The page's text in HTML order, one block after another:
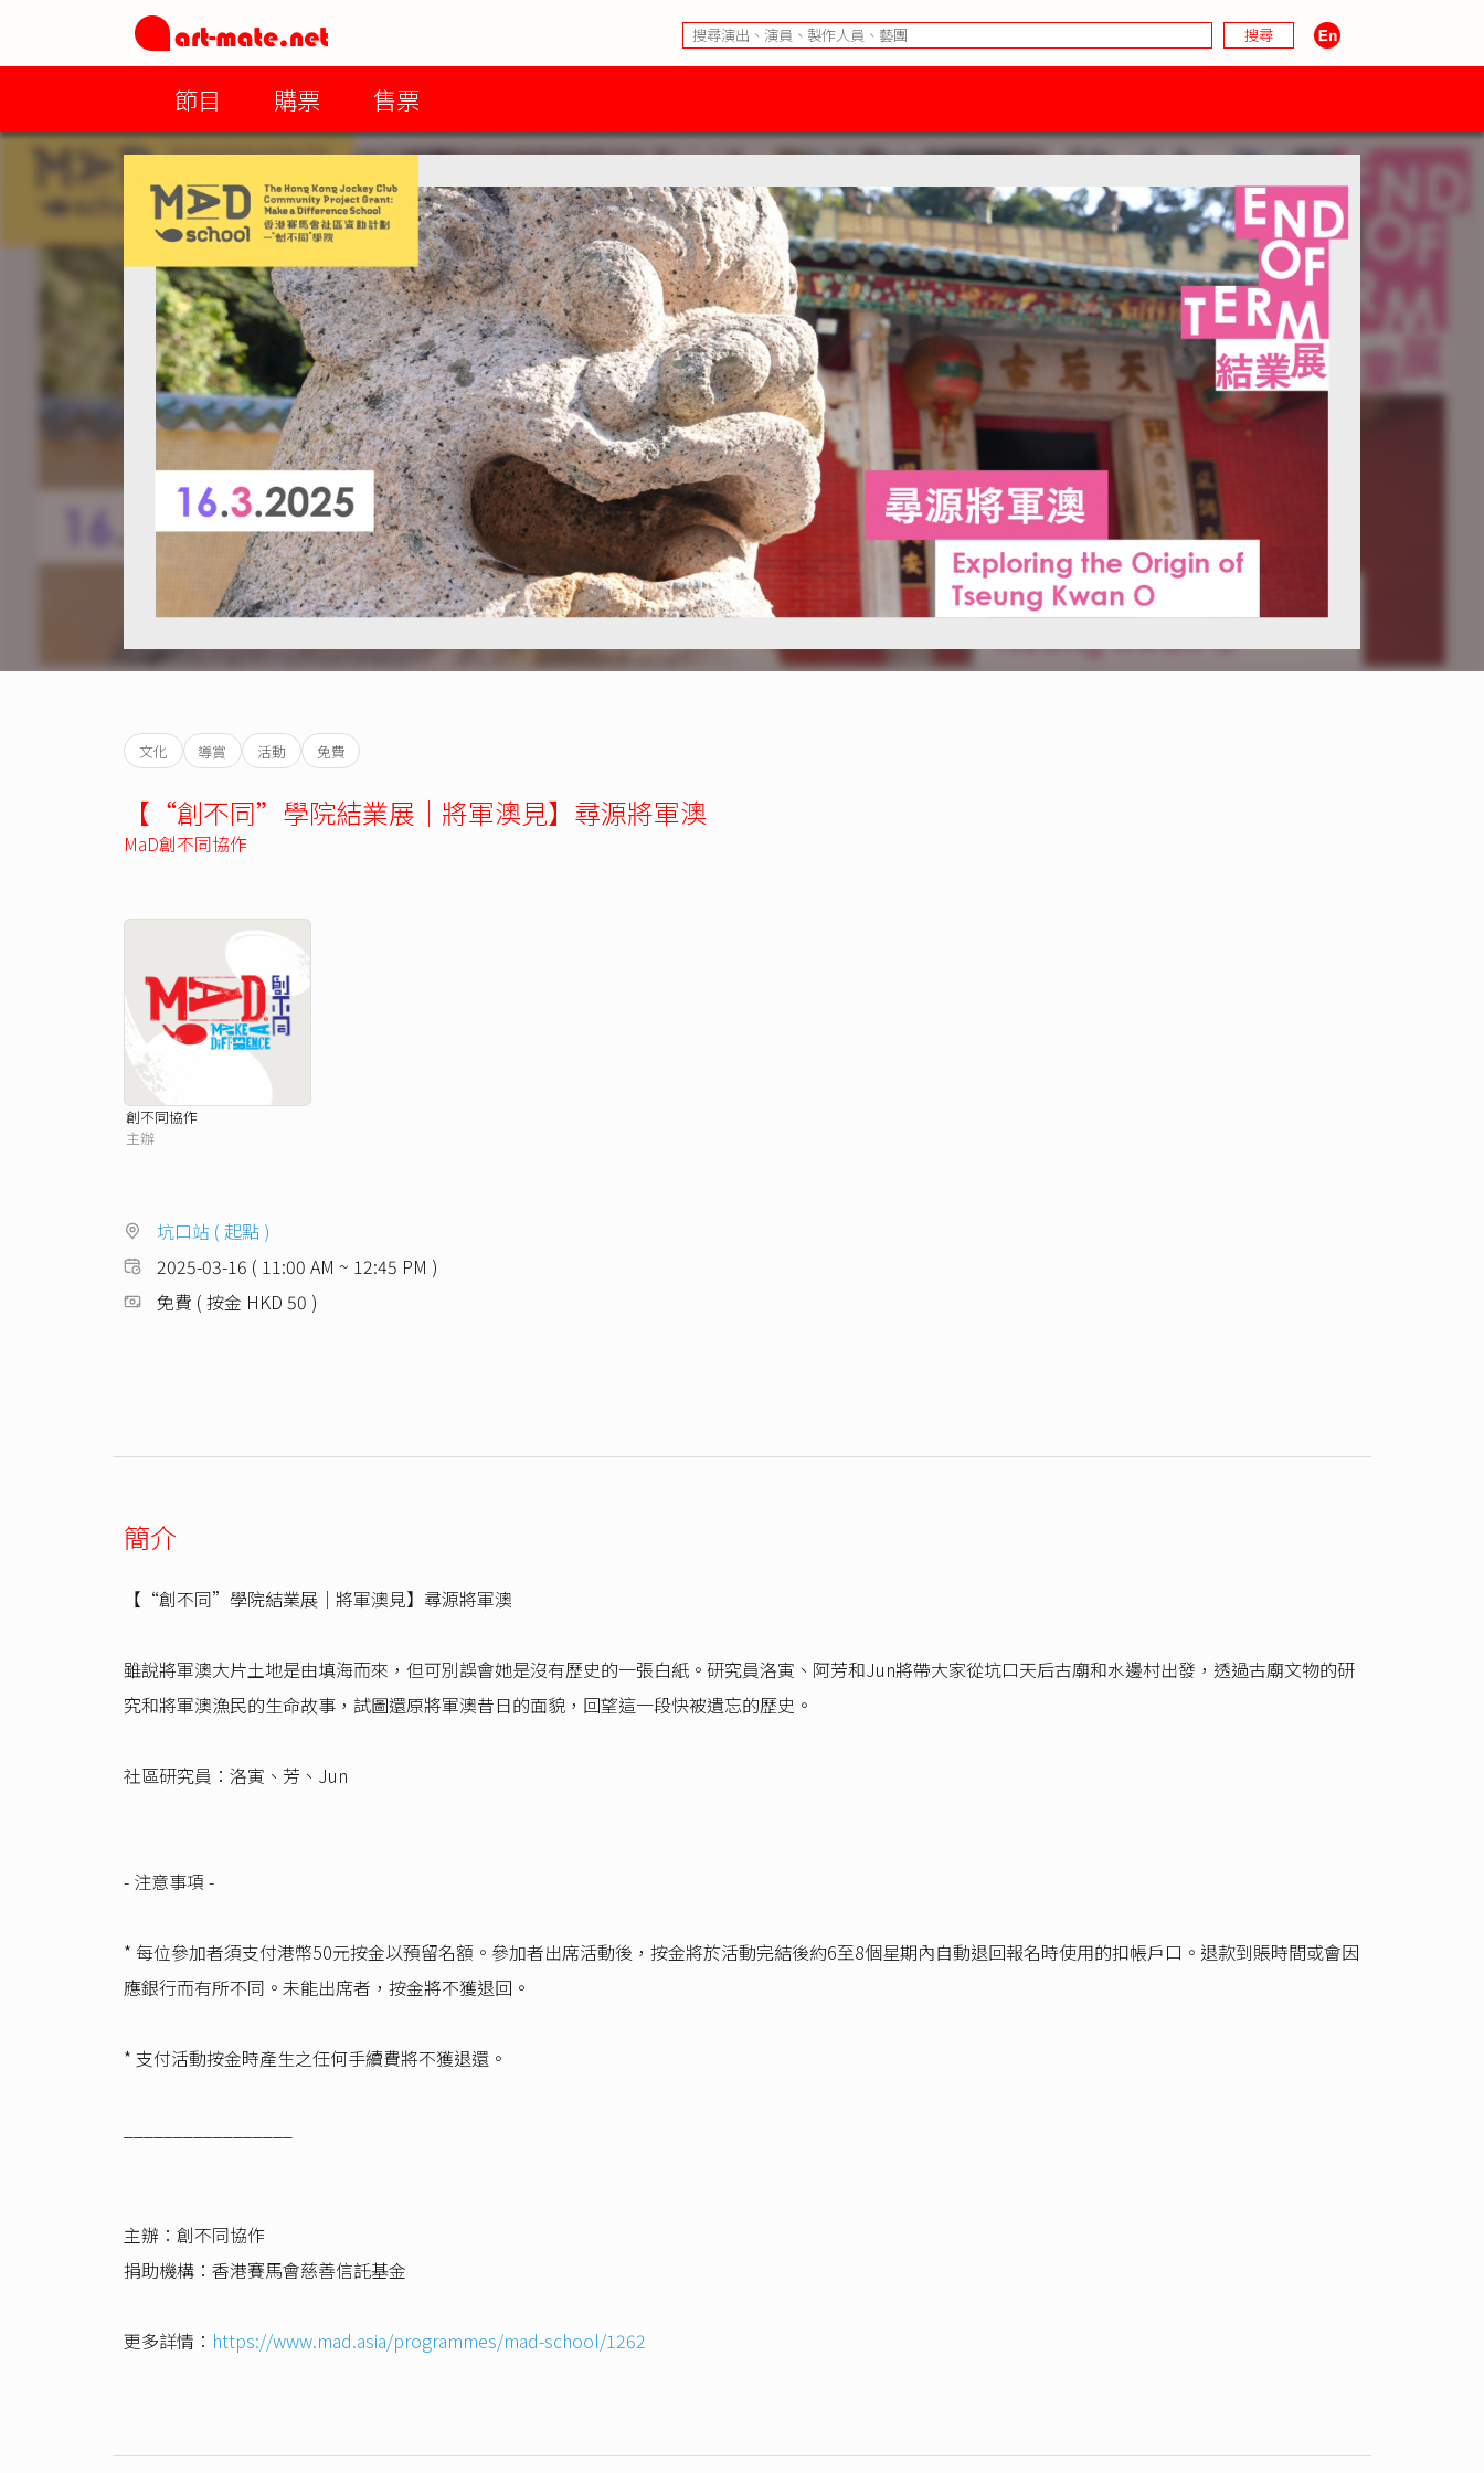
節目 購票 售票
文化 導賞 活動 免費
【“創不同”學院結業展｜將軍澳見】尋源將軍澳
MaD創不同協作
創不同協作
主辦
坑口站 ( 起點 )
2025-03-16 ( 11:00 AM ~ 12:45 PM )
免費 ( 按金 HKD 50 )
簡介
【“創不同”學院結業展｜將軍澳見】尋源將軍澳
雖說將軍澳大片土地是由填海而來，但可別誤會她是沒有歷史的一張白紙。研究員洛寅、阿芳和Jun將帶大家從坑口天后古廟和水邊村出發，透過古廟文物的研
究和將軍澳漁民的生命故事，試圖還原將軍澳昔日的面貌，回望這一段快被遺忘的歷史。
社區研究員：洛寅、芳、Jun
- 注意事項 -
* 每位參加者須支付港幣50元按金以預留名額。參加者出席活動後，按金將於活動完結後約6至8個星期內自動退回報名時使用的扣帳戶口。退款到賬時間或會因
應銀行而有所不同。未能出席者，按金將不獲退回。
* 支付活動按金時產生之任何手續費將不獲退還。
主辦：創不同協作
捐助機構：香港賽馬會慈善信託基金
更多詳情： https://www.mad.asia/programmes/mad-school/1262